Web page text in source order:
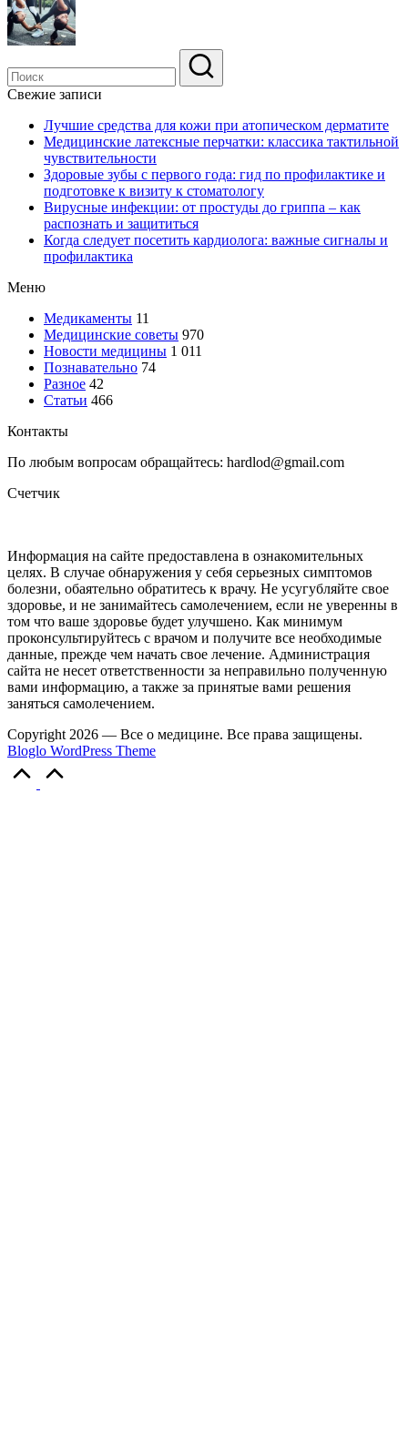
Свежие записи
Лучшие средства для кожи при атопическом дерматите
Медицинские латексные перчатки: классика тактильной
чувствительности
Здоровые зубы с первого года: гид по профилактике и
подготовке к визиту к стоматологу
Вирусные инфекции: от простуды до гриппа – как
распознать и защититься
Когда следует посетить кардиолога: важные сигналы и
профилактика
Меню
Медикаменты 11
Медицинские советы 970
Новости медицины 1 011
Познавательно 74
Разное 42
Статьи 466
Контакты
По любым вопросам обращайтесь: hardlod@gmail.com
Счетчик
Информация на сайте предоставлена в ознакомительных
целях. В случае обнаружения у себя серьезных симптомов
болезни, обаятельно обратитесь к врачу. Не усугубляйте свое
здоровье, и не занимайтесь самолечением, если не уверенны в
том что ваше здоровье будет улучшено. Как минимум
проконсультируйтесь с врачом и получите все необходимые
данные, прежде чем начать свое лечение. Администрация
сайта не несет ответственности за неправильно полученную
вами информацию, а также за принятые вами решения
заняться самолечением.
Copyright 2026 — Все о медицине. Все права защищены.
Bloglo WordPress Theme